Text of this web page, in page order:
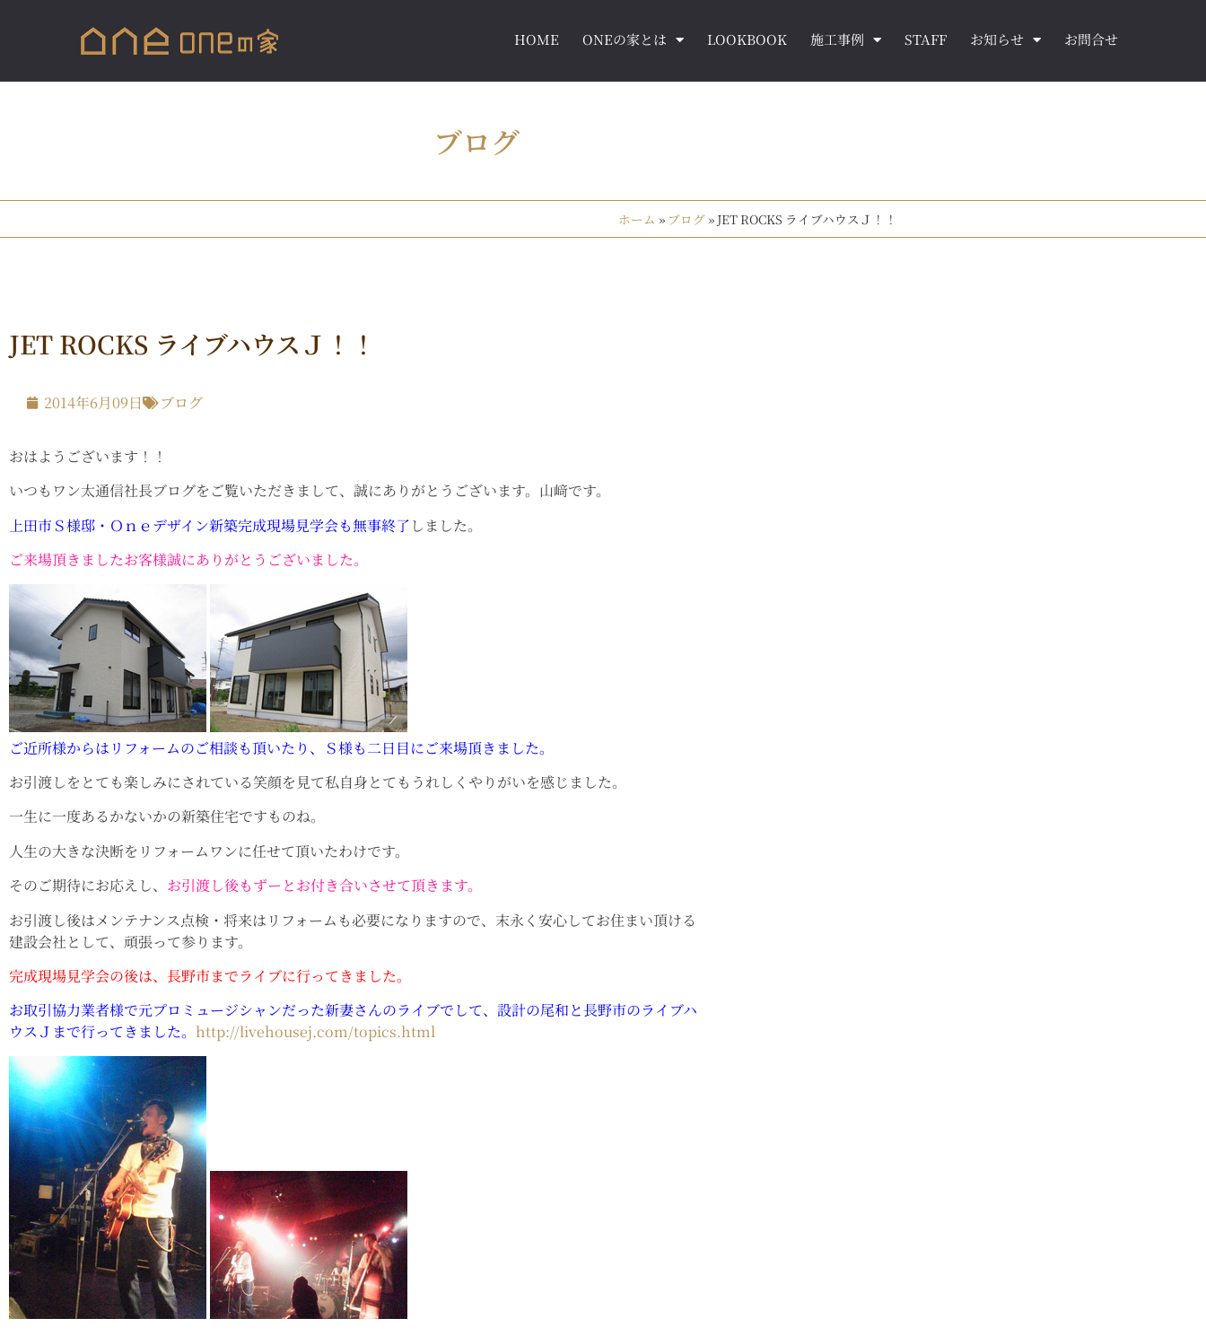
HOME ONEの家とは LOOKBOOK 施工事例 STAFF お知らせ お問合せ
ブログ
ホーム » ブログ» JET ROCKS ライブハウスＪ！！
JET ROCKS ライブハウスＪ！！
2014年6月09日 ブログ
おはようございます！！
いつもワン太通信社長ブログをご覧いただきまして、誠にありがとうございます。山﨑です。
上田市Ｓ様邸・Ｏｎｅデザイン新築完成現場見学会も無事終了しました。
ご来場頂きましたお客様誠にありがとうございました。
ご近所様からはリフォームのご相談も頂いたり、Ｓ様も二日目にご来場頂きました。
お引渡しをとても楽しみにされている笑顔を見て私自身とてもうれしくやりがいを感じました。
一生に一度あるかないかの新築住宅ですものね。
人生の大きな決断をリフォームワンに任せて頂いたわけです。
そのご期待にお応えし、 お引渡し後もずーとお付き合いさせて頂きます。
お引渡し後はメンテナンス点検・将来はリフォームも必要になりますので、末永く安心してお住まい頂ける
建設会社として、頑張って参ります。
完成現場見学会の後は、長野市までライブに行ってきました。
お取引協力業者様で元プロミュージシャンだった新妻さんのライブでして、設計の尾和と長野市のライブハ
ウスＪまで行ってきました。 http://livehousej.com/topics.html